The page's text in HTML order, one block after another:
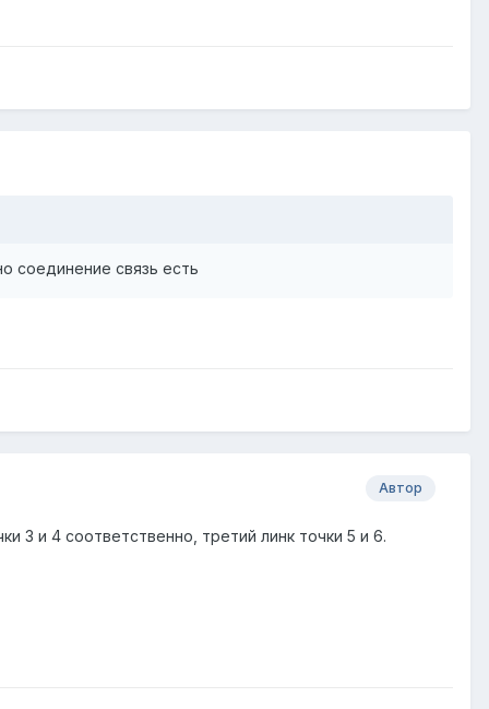
соединение связь есть
Автор
3 и 4 соответственно, третий линк точки 5 и 6.